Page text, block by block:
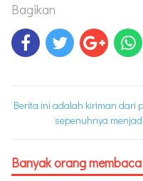
Bagikan
Berita ini adalah kiriman dari
sepenuhnya
Banyak orang